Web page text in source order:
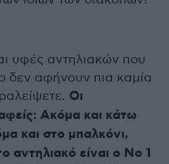
υφές αντηλιακών που
δεν αφήνουν πια καμία
Οι
Ακόμα και κάτω
και στο μπαλκόνι,
αντηλιακό είναι ο Νο 1